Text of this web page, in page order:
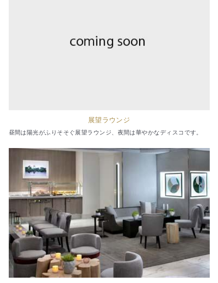
展望ラウンジ
昼間は陽光がふりそそぐ展望ラウンジ、夜間は華やかなディスコです。